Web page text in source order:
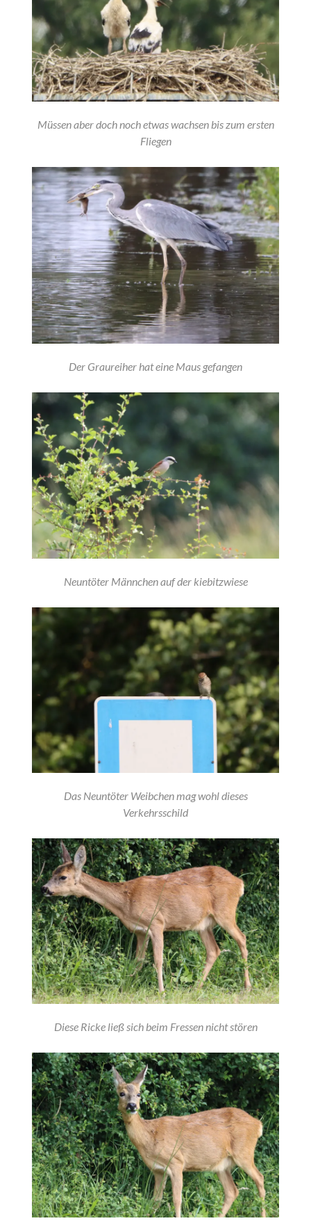
Müssen aber doch noch etwas wachsen bis zum ersten
Fliegen
Der Graureiher hat eine Maus gefangen
Neuntöter Männchen auf der kiebitzwiese
Das Neuntöter Weibchen mag wohl dieses
Verkehrsschild
Diese Ricke ließ sich beim Fressen nicht stören